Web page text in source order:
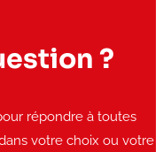
?
répondre à toutes
votre choix ou votre